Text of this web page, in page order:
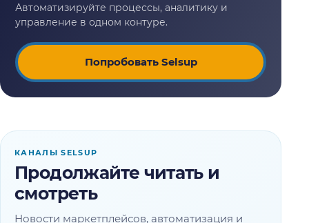
Попробовать Selsup
КАНАЛЫ SELSUP
Продолжайте читать и
смотреть
Новости маркетплейсов, автоматизация и